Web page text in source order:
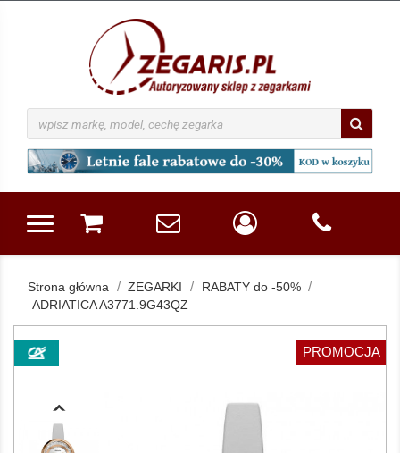
Strona główna ZEGARKI
RABATY do -50%
ADRIATICA A3771.9G43QZ
PROMOCJA